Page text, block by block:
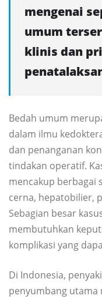
mengenai
umum
klinis dan
Bedah umum
dalam ilmu
dan penanganan
tindakan operatif.
mencakup berbagai
cerna, hepatobilier,
Sebagian besar
membutuhkan
komplikasi yang
Di Indonesia,
penyumbang